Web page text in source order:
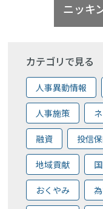
ニッキ
カテゴリで見る
人事異動情報
人事施策
融資 投信
地域貢献
おくやみ